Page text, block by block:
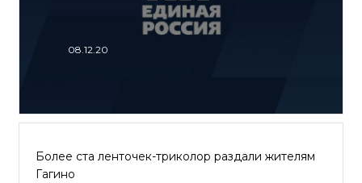
08.12.20
Более ста ленточек-триколор раздали жителям
Гагино